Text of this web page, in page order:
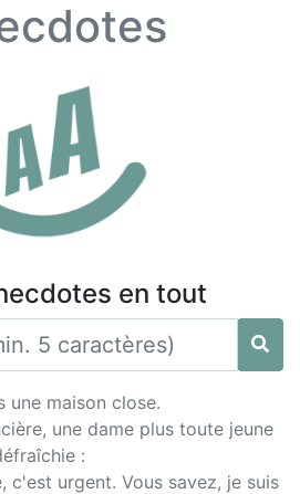
en tout
une maison close.
une dame plus toute jeune
:
c'est urgent. Vous savez, je suis